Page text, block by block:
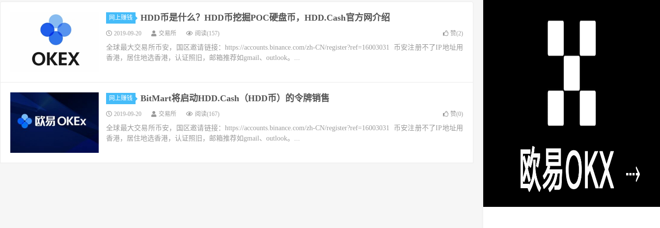
网上赚钱 HDD币是什么？HDD币挖掘POC硬盘币，HDD.Cash官方网介绍
2019-09-20 交易所 阅读(157) 赞(2)
全球最大交易所币安，国区邀请链接：https://accounts.binance.com/zh-CN/register?ref=16003031 币安注册不了IP地址用
香港，居住地选香港，认证照旧，邮箱推荐如gmail、outlook。...
网上赚钱 BitMart将启动HDD.Cash（HDD币）的令牌销售
2019-09-20 交易所 阅读(167) 赞(0)
全球最大交易所币安，国区邀请链接：https://accounts.binance.com/zh-CN/register?ref=16003031 币安注册不了IP地址用
香港，居住地选香港，认证照旧，邮箱推荐如gmail、outlook。...